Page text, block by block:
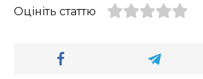
Оцініть статтю